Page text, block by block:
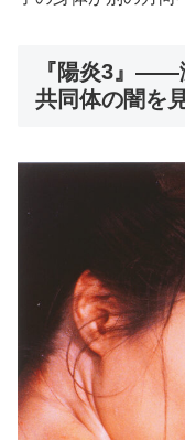
『陽炎3』――
共同体の闇を